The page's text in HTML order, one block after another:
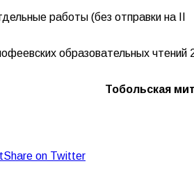
работы (без отправки на II
образовательных чтений
Тобольская
Share on Twitter